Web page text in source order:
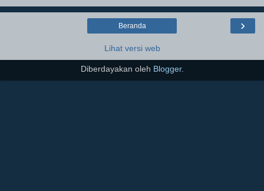
›
Beranda
Lihat versi web
Diberdayakan oleh Blogger.